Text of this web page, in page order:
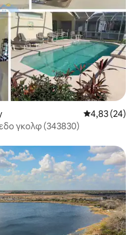
Μέση
4,83 (24)
γκολφ (343830)